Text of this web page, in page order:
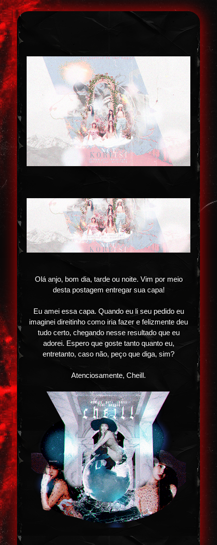
Olá anjo, bom dia, tarde ou noite. Vim por meio
desta postagem entregar sua capa!
Eu amei essa capa. Quando eu li seu pedido eu
imaginei direitinho como iria fazer e felizmente deu
tudo certo, chegando nesse resultado que eu
adorei. Espero que goste tanto quanto eu,
entretanto, caso não, peço que diga, sim?
Atenciosamente, Cheill.